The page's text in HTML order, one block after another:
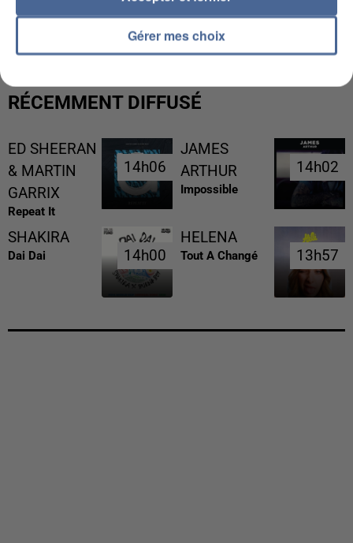
INTERMARCHÉ APRÈS UNE...
RÉCEMMENT DIFFUSÉ
ED SHEERAN
& MARTIN
GARRIX
Repeat It
14h06
14h06
JAMES
ARTHUR
Impossible
14h02
14h02
SHAKIRA
Dai Dai 14h00
14h00
HELENA
Tout A Changé 13h57
13h57
Gérer mes choix